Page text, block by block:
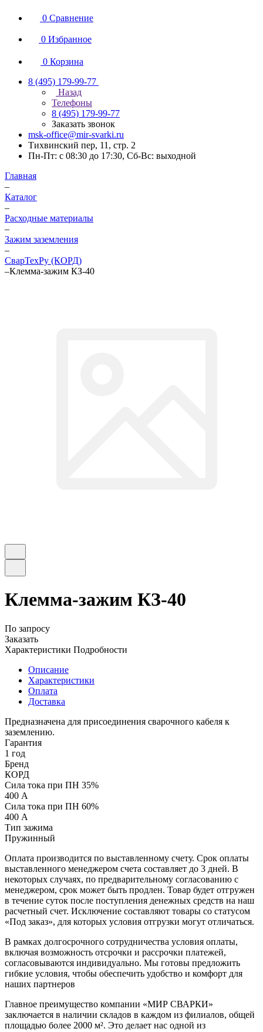
0 Сравнение
0 Избранное
0 Корзина
8 (495) 179-99-77
Назад
Телефоны
8 (495) 179-99-77
Заказать звонок
msk-office@mir-svarki.ru
Тихвинский пер, 11, стр. 2
Пн-Пт: с 08:30 до 17:30, Сб-Вс: выходной
Главная
–
Каталог
–
Расходные материалы
–
Зажим заземления
–
СварТехРу (КОРД)
–Клемма-зажим КЗ-40
Клемма-зажим КЗ-40
По запросу
Заказать
Характеристики Подробности
Описание
Характеристики
Оплата
Доставка
Предназначена для присоединения сварочного кабеля к
заземлению.
Гарантия
1 год
Бренд
КОРД
Сила тока при ПН 35%
400 А
Сила тока при ПН 60%
400 А
Тип зажима
Пружинный
Оплата производится по выставленному счету. Срок оплаты
выставленного менеджером счета составляет до 3 дней. В
некоторых случаях, по предварительному согласованию с
менеджером, срок может быть продлен. Товар будет отгружен
в течение суток после поступления денежных средств на наш
расчетный счет. Исключение составляют товары со статусом
«Под заказ», для которых условия отгрузки могут отличаться.
В рамках долгосрочного сотрудничества условия оплаты,
включая возможность отсрочки и рассрочки платежей,
согласовываются индивидуально. Мы готовы предложить
гибкие условия, чтобы обеспечить удобство и комфорт для
наших партнеров
Главное преимущество компании «МИР СВАРКИ»
заключается в наличии складов в каждом из филиалов, общей
площадью более 2000 м². Это делает нас одной из